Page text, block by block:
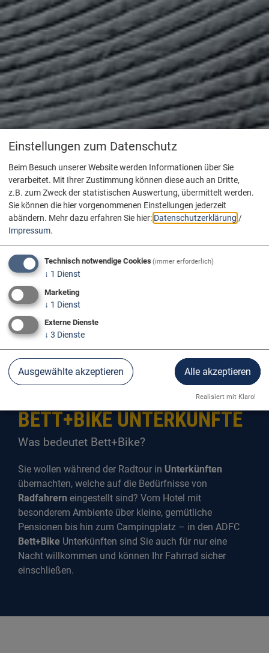
Bett+Bike
Info & Service
BETT+BIKE UNTERKÜNFTE
Was bedeutet Bett+Bike?
Sie wollen während der Radtour in Unterkünften
übernachten, welche auf die Bedürfnisse von
Radfahrern eingestellt sind? Vom Hotel mit
besonderem Ambiente über kleine, gemütliche
Pensionen bis hin zum Campingplatz – in den ADFC
Bett+Bike Unterkünften sind Sie auch für nur eine
Nacht willkommen und können Ihr Fahrrad sicher
einschließen.
Einstellungen zum Datenschutz
Beim Besuch unserer Website werden Informationen über Sie
verarbeitet. Mit Ihrer Zustimmung können diese auch an Dritte,
z.B. zum Zweck der statistischen Auswertung, übermittelt werden.
Sie können die hier vorgenommenen Einstellungen jederzeit
abändern. Mehr dazu erfahren Sie hier: Datenschutzerklärung /
Impressum.
Technisch notwendige Cookies(immer erforderlich)
↓ 1 Dienst
Marketing
↓ 1 Dienst
Externe Dienste
↓ 3 Dienste
Ausgewählte akzeptieren Alle akzeptieren
Realisiert mit Klaro!